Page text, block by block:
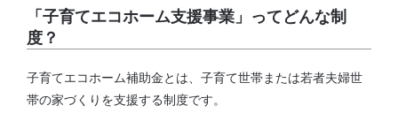
「子育てエコホーム支援事業」ってどんな制
度？
子育てエコホーム補助金とは、子育て世帯または若者夫婦世
帯の家づくりを支援する制度です。